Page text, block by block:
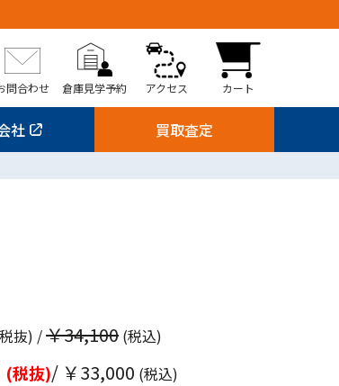
問合わせ 倉庫見学予約 アクセス カート
社 買取査定
抜) /￥34,100 (税込)
(税抜)/ ￥33,000 (税込)